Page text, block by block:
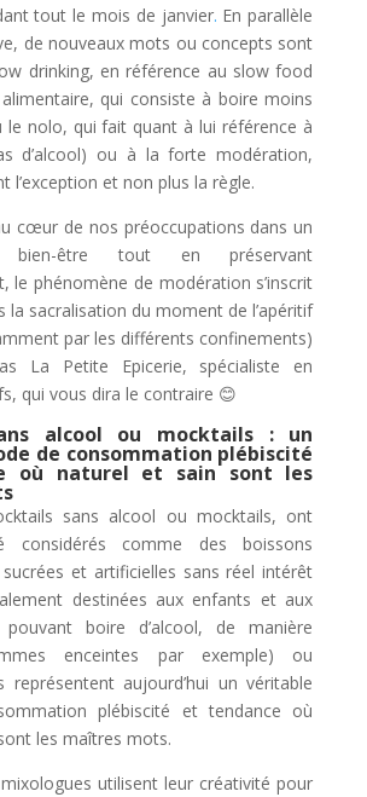
tout le mois de janvier. En parallèle
de nouveaux mots ou concepts sont
drinking, en référence au slow food
qui consiste à boire moins
le nolo, qui fait quant à lui référence à
d’alcool) ou à la forte modération,
l’exception et non plus la règle.
cœur de nos préoccupations dans un
être tout en préservant
le phénomène de modération s’inscrit
la sacralisation du moment de l’apéritif
par les différents confinements)
La Petite Epicerie, spécialiste en
qui vous dira le contraire 😊
alcool ou mocktails : un
de consommation plébiscité
où naturel et sain sont les
sans alcool ou mocktails, ont
considérés comme des boissons
et artificielles sans réel intérêt
destinées aux enfants et aux
boire d’alcool, de manière
enceintes par exemple) ou
représentent aujourd’hui un véritable
plébiscité et tendance où
les maîtres mots.
mixologues utilisent leur créativité pour